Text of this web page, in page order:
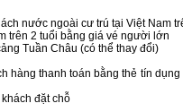
nước ngoài cư trú tại Việt Nam
trên 2 tuổi bằng giá vé người lớn
Tuần Châu (có thể thay đổi)
hàng thanh toán bằng thẻ tín
đặt chỗ